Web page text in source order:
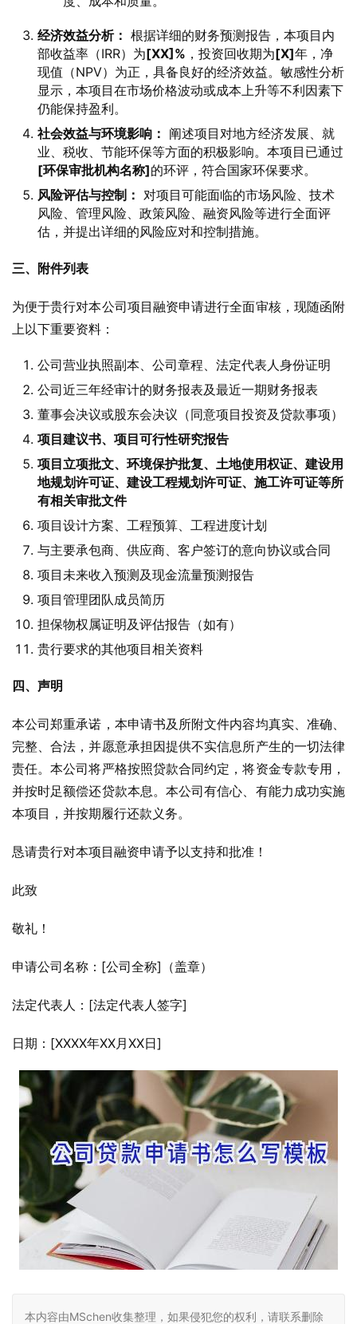
经济效益分析： 根据详细的财务预测报告，本项目内
部收益率（IRR）为[XX]% ，投资回收期为[X]年，净
现值（NPV）为正，具备良好的经济效益。敏感性分析
显示，本项目在市场价格波动或成本上升等不利因素下
仍能保持盈利。
社会效益与环境影响： 阐述项目对地方经济发展、就
业、税收、节能环保等方面的积极影响。本项目已通过
[环保审批机构名称]的环评，符合国家环保要求。
风险评估与控制： 对项目可能面临的市场风险、技术
风险、管理风险、政策风险、融资风险等进行全面评
估，并提出详细的风险应对和控制措施。
三、附件列表
为便于贵行对本公司项目融资申请进行全面审核，现随函附
上以下重要资料：
公司营业执照副本、公司章程、法定代表人身份证明
公司近三年经审计的财务报表及最近一期财务报表
董事会决议或股东会决议（同意项目投资及贷款事项）
项目建议书、项目可行性研究报告
项目立项批文、环境保护批复、土地使用权证、建设用
地规划许可证、建设工程规划许可证、施工许可证等所
有相关审批文件
项目设计方案、工程预算、工程进度计划
与主要承包商、供应商、客户签订的意向协议或合同
项目未来收入预测及现金流量预测报告
项目管理团队成员简历
担保物权属证明及评估报告（如有）
贵行要求的其他项目相关资料
四、声明
本公司郑重承诺，本申请书及所附文件内容均真实、准确、
完整、合法，并愿意承担因提供不实信息所产生的一切法律
责任。本公司将严格按照贷款合同约定，将资金专款专用，
并按时足额偿还贷款本息。本公司有信心、有能力成功实施
本项目，并按期履行还款义务。
恳请贵行对本项目融资申请予以支持和批准！
此致
敬礼！
申请公司名称：[公司全称]（盖章）
法定代表人：[法定代表人签字]
日期：[XXXX年XX月XX日]
本内容由MSchen收集整理，如果侵犯您的权利，请联系删除